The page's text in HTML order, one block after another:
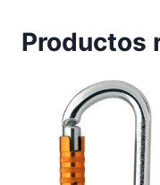
Productos